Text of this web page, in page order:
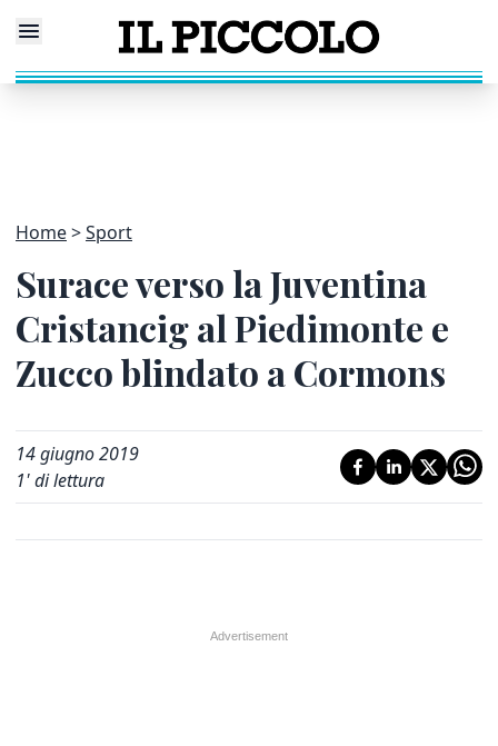
Home Sport
Surace verso la Juventina
Cristancig al Piedimonte e
Zucco blindato a Cormons
14 giugno 2019
1' di lettura